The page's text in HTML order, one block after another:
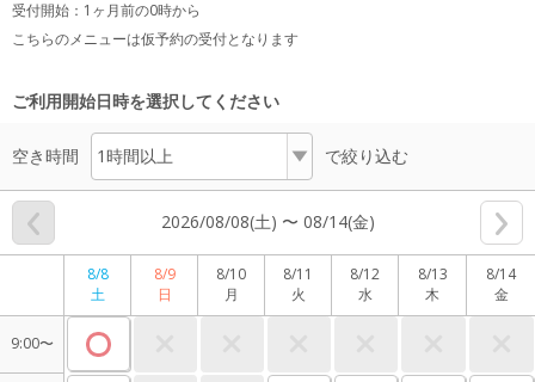
受付開始： 1ヶ月前の0時から
こちらのメニューは仮予約の受付となります
ご利用開始日時を選択してください
空き時間 で絞り込む
2026/08/08(土) 〜 08/14(金)
8/8
土
8/9
日
8/10
月
8/11
火
8/12
水
8/13
木
8/14
金
9:00〜